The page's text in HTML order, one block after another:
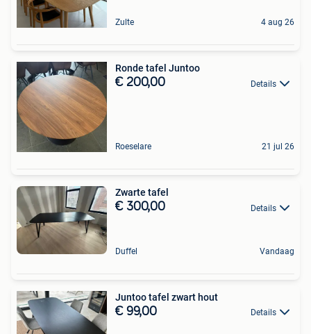
Zulte 4 aug 26
Ronde tafel Juntoo
€ 200,00 Details
Roeselare 21 jul 26
Zwarte tafel
€ 300,00 Details
Duffel Vandaag
Juntoo tafel zwart hout
€ 99,00 Details